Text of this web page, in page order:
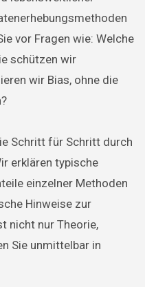
vor Fragen wie: Welche
schützen wir
wir Bias, ohne die
Schritt für Schritt durch
erklären typische
einzelner Methoden
Hinweise zur
nicht nur Theorie,
Sie unmittelbar in